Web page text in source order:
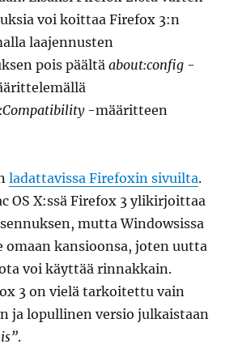
voi koittaa Firefox 3:n
laajennusten
pois päältäabout:config -
-määritteen
ladattavissa Firefoxin sivuilta.
OS X:ssä Firefox 3 ylikirjoittaa
mutta Windowsissa
omaan kansioonsa, joten uutta
voi käyttää rinnakkain.
3 on vielä tarkoitettu vain
ja lopullinen versio julkaistaan
.